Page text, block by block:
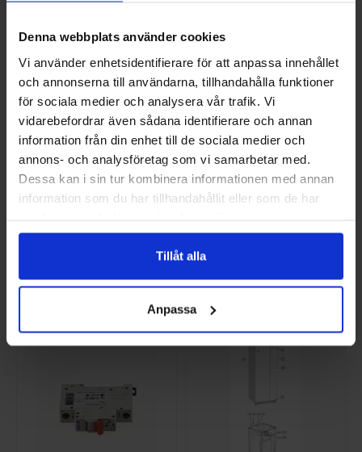
Denna webbplats använder cookies
Vi använder enhetsidentifierare för att anpassa innehållet
och annonserna till användarna, tillhandahålla funktioner
för sociala medier och analysera vår trafik. Vi
vidarebefordrar även sådana identifierare och annan
information från din enhet till de sociala medier och
annons- och analysföretag som vi samarbetar med.
Dessa kan i sin tur kombinera informationen med annan
information som du har tillhandahållit eller som de har
Tillåt alla
Anpassa